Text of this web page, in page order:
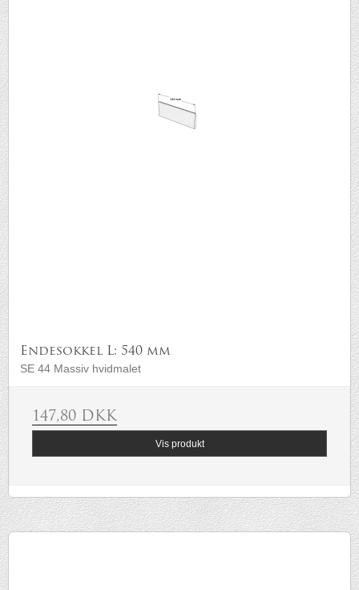
Endesokkel L: 540 mm
SE 44 Massiv hvidmalet
147,80 DKK
Vis produkt